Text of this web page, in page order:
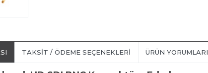
TAKSIT / ÖDEME SEÇENEKLERI ÜRÜN YORUMLARI